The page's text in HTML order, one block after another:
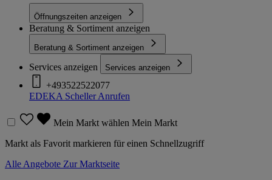
Öffnungszeiten anzeigen
Beratung & Sortiment anzeigen
Beratung & Sortiment anzeigen
Services anzeigen Services anzeigen
+493522522077
EDEKA SchellerAnrufen
Mein Markt wählen Mein Markt
Markt als Favorit markieren für einen Schnellzugriff
Alle Angebote Zur Marktseite